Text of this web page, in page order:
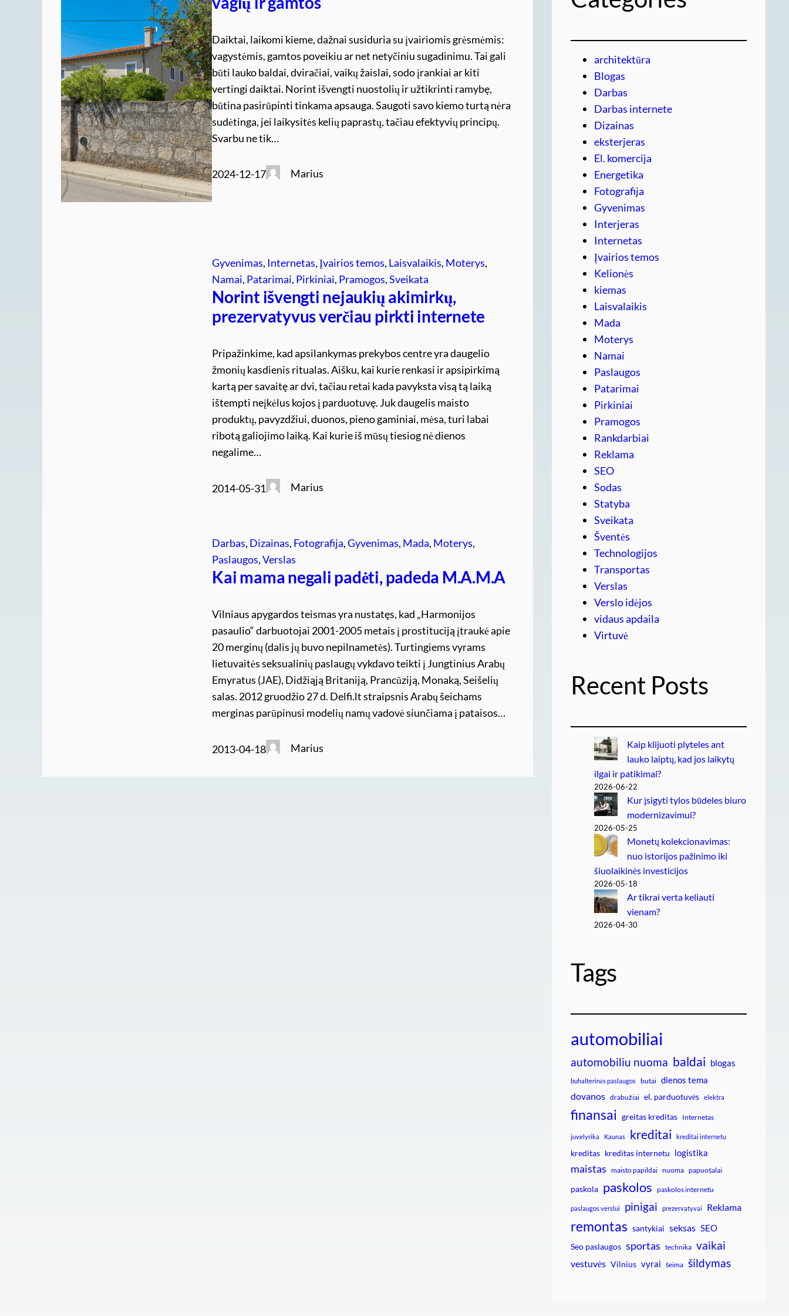
Daiktai, laikomi kieme, dažnai susiduria su įvairiomis grėsmėmis:
vagystėmis, gamtos poveikiu ar net netyčiniu sugadinimu. Tai gali
būti lauko baldai, dviračiai, vaikų žaislai, sodo įrankiai ar kiti
vertingi daiktai. Norint išvengti nuostolių ir užtikrinti ramybę,
būtina pasirūpinti tinkama apsauga. Saugoti savo kiemo turtą nėra
sudėtinga, jei laikysitės kelių paprastų, tačiau efektyvių principų.
Svarbu ne tik…
2024-12-17 Marius
Gyvenimas, Internetas, Įvairios temos, Laisvalaikis, Moterys
Namai, Patarimai, Pirkiniai, Pramogos, Sveikata
Norint išvengti nejaukių akimirkų,
prezervatyvus verčiau pirkti internete
Pripažinkime, kad apsilankymas prekybos centre yra daugelio
žmonių kasdienis ritualas. Aišku, kai kurie renkasi ir apsipirkimą
kartą per savaitę ar dvi, tačiau retai kada pavyksta visą tą laiką
ištempti neįkėlus kojos į parduotuvę. Juk daugelis maisto
produktų, pavyzdžiui, duonos, pieno gaminiai, mėsa, turi labai
ribotą galiojimo laiką. Kai kurie iš mūsų tiesiog nė dienos
negalime…
2014-05-31 Marius
Darbas, Dizainas, Fotografija, Gyvenimas, Mada, Moterys
Paslaugos, Verslas
Kai mama negali padėti, padeda M.A.M.A
Vilniaus apygardos teismas yra nustatęs, kad „Harmonijos
pasaulio“ darbuotojai 2001-2005 metais į prostituciją įtraukė apie
20 merginų (dalis jų buvo nepilnametės). Turtingiems vyrams
lietuvaitės seksualinių paslaugų vykdavo teikti į Jungtinius Arabų
Emyratus (JAE), Didžiąją Britaniją, Prancūziją, Monaką, Seišelių
salas. 2012 gruodžio 27 d. Delfi.lt straipsnis Arabų šeichams
merginas parūpinusi modelių namų vadovė siunčiama į pataisos…
2013-04-18 Marius
architektūra
Blogas
Darbas
Darbas internete
Dizainas
eksterjeras
El. komercija
Energetika
Fotografija
Gyvenimas
Interjeras
Internetas
Įvairios temos
Kelionės
kiemas
Laisvalaikis
Mada
Moterys
Namai
Paslaugos
Patarimai
Pirkiniai
Pramogos
Rankdarbiai
Reklama
SEO
Sodas
Statyba
Sveikata
Šventės
Technologijos
Transportas
Verslas
Verslo idėjos
vidaus apdaila
Virtuvė
Recent Posts
Kaip klijuoti plyteles ant
lauko laiptų, kad jos laikytų
ilgai ir patikimai?
2026-06-22
Kur įsigyti tylos būdeles biuro
modernizavimui?
2026-05-25
Monetų kolekcionavimas:
nuo istorijos pažinimo iki
šiuolaikinės investicijos
2026-05-18
Ar tikrai verta keliauti
vienam?
2026-04-30
Tags
automobiliai
automobiliu nuoma baldai blogas
buhalterinės paslaugos butai dienos tema
dovanos drabužiai el. parduotuvės elektra
finansai greitas kreditas Internetas
juvelyrika Kaunas kreditai kreditai internetu
kreditas kreditas internetu logistika
maistas maisto papildai nuoma papuošalai
paskola paskolos paskolos internetu
paslaugos verslui pinigai prezervatyvai Reklama
remontas santykiai seksas SEO
Seo paslaugos sportas technika vaikai
vestuvės Vilnius vyrai šeima šildymas